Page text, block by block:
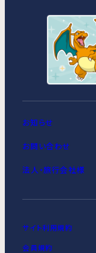
MIMARU東京
MIMARU東京
お知らせ
お問い合わせ
法人・旅行会社様
サイト利用規約
会員規約